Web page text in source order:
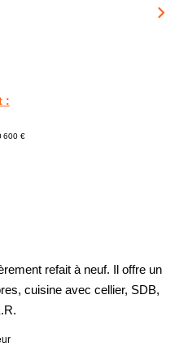
:
600 €
refait à neuf. Il offre un
cuisine avec cellier, SDB,